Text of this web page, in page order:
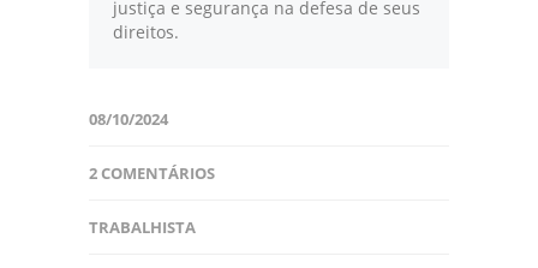
justiça e segurança na defesa de seus
direitos.
08/10/2024
2 COMENTÁRIOS
TRABALHISTA